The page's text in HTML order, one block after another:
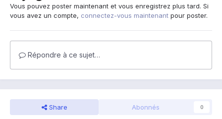
Vous pouvez poster maintenant et vous enregistrez plus tard. Si
vous avez un compte, connectez-vous maintenant pour poster.
Répondre à ce sujet…
Share Abonnés 0